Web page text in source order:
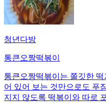
청년다방
통큰오짱떡볶이
통큰오짱떡볶이는 쫄깃한
어 있어 보는 것만으로도 푸
지지 않도록 떡볶이와 따로